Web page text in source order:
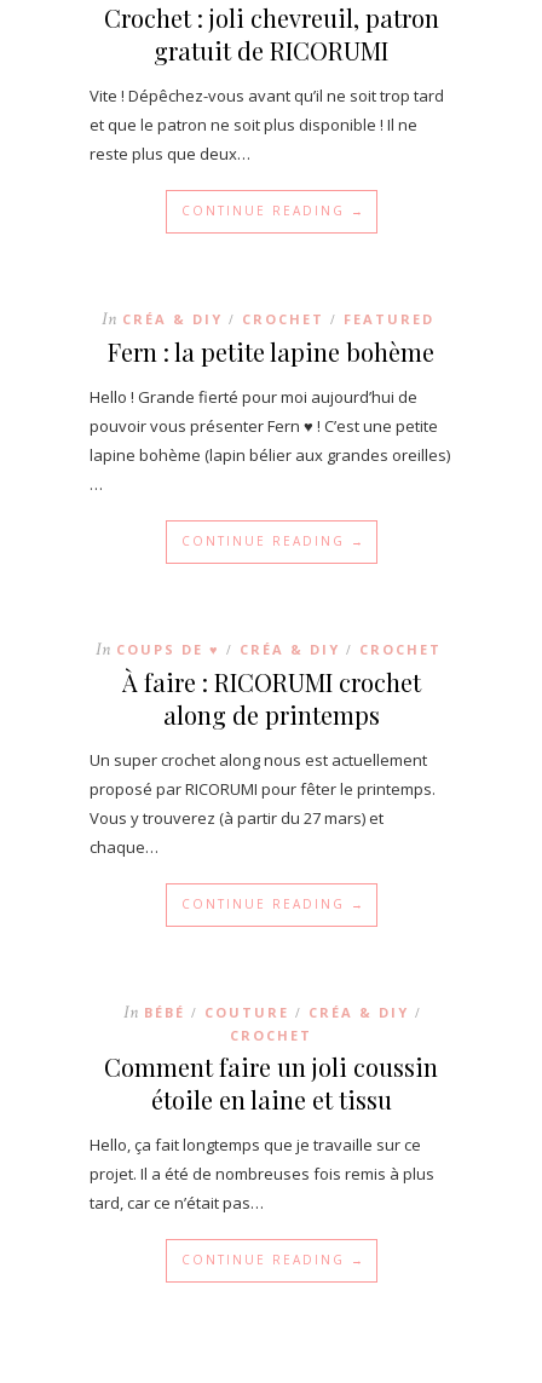
Crochet : joli chevreuil, patron
gratuit de RICORUMI
Vite ! Dépêchez-vous avant qu’il ne soit trop tard
et que le patron ne soit plus disponible ! Il ne
reste plus que deux…
CONTINUE READING →
In CRÉA & DIY / CROCHET / FEATURED
Fern : la petite lapine bohème
Hello ! Grande fierté pour moi aujourd’hui de
pouvoir vous présenter Fern ♥ ! C’est une petite
lapine bohème (lapin bélier aux grandes oreilles)
…
CONTINUE READING →
In COUPS DE ♥ / CRÉA & DIY / CROCHET
À faire : RICORUMI crochet
along de printemps
Un super crochet along nous est actuellement
proposé par RICORUMI pour fêter le printemps.
Vous y trouverez (à partir du 27 mars) et
chaque…
CONTINUE READING →
In BÉBÉ / COUTURE / CRÉA & DIY /
CROCHET
Comment faire un joli coussin
étoile en laine et tissu
Hello, ça fait longtemps que je travaille sur ce
projet. Il a été de nombreuses fois remis à plus
tard, car ce n’était pas…
CONTINUE READING →